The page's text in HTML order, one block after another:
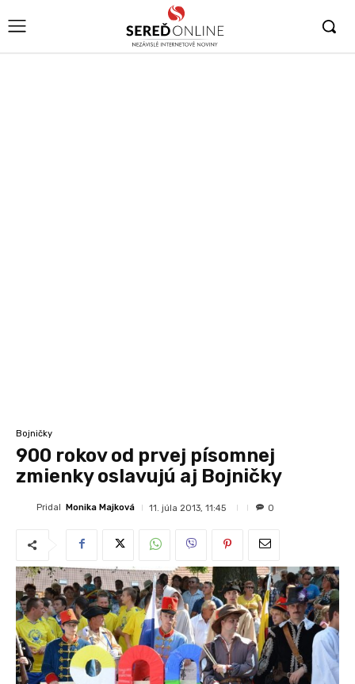
Bojničky
900 rokov od prvej písomnej
zmienky oslavujú aj Bojničky
Pridal Monika Majková 11. júla 2013, 11:45 0